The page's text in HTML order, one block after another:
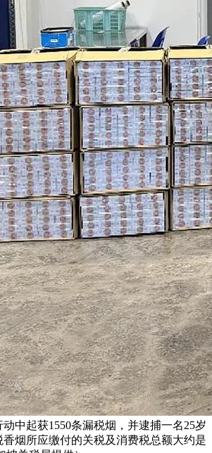
中起获1550条漏税烟，并逮捕一名25岁
烟所应缴付的关税及消费税总额大约是